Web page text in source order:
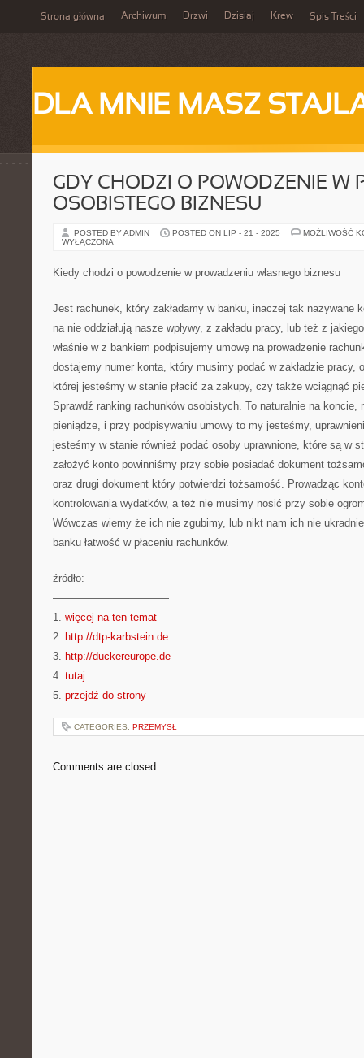
Strona główna Archiwum Drzwi Dzisiaj Krew Spis Treści
DLA MNIE MASZ
GDY CHODZI O POWODZENIE W
OSOBISTEGO BIZNESU
POSTED BY ADMIN POSTED ON LIP - 21 - 2025
MOŻLIWOŚĆ
WYŁĄCZONA
Kiedy chodzi o powodzenie w prowadzeniu własnego biznesu
Jest rachunek, który zakładamy w banku, inaczej tak nazywane
na nie oddziałują nasze wpływy, z zakładu pracy, lub też z
właśnie w z bankiem podpisujemy umowę na prowadzenie
dostajemy numer konta, który musimy podać w zakładzie pracy,
której jesteśmy w stanie płacić za zakupy, czy także wciągnąć
Sprawdź ranking rachunków osobistych. To naturalnie na koncie,
pieniądze, i przy podpisywaniu umowy to my jesteśmy,
jesteśmy w stanie również podać osoby uprawnione, które są w
założyć konto powinniśmy przy sobie posiadać dokument
oraz drugi dokument który potwierdzi tożsamość. Prowadząc
kontrolowania wydatków, a też nie musimy nosić przy sobie
Wówczas wiemy że ich nie zgubimy, lub nikt nam ich nie
banku łatwość w płaceniu rachunków.
źródło:
———————————
1. więcej na ten temat
2. http://dtp-karbstein.de
3. http://duckereurope.de
4. tutaj
5. przejdź do strony
CATEGORIES: PRZEMYSŁ
Comments are closed.